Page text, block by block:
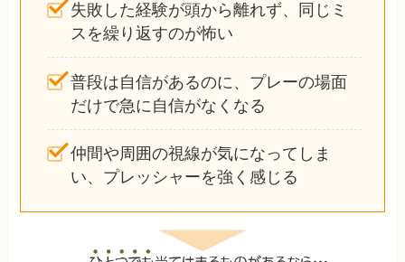
失敗した経験が頭から離れず、同じミ
スを繰り返すのが怖い
普段は自信があるのに、プレーの場面
だけで急に自信がなくなる
仲間や周囲の視線が気になってしま
い、プレッシャーを強く感じる